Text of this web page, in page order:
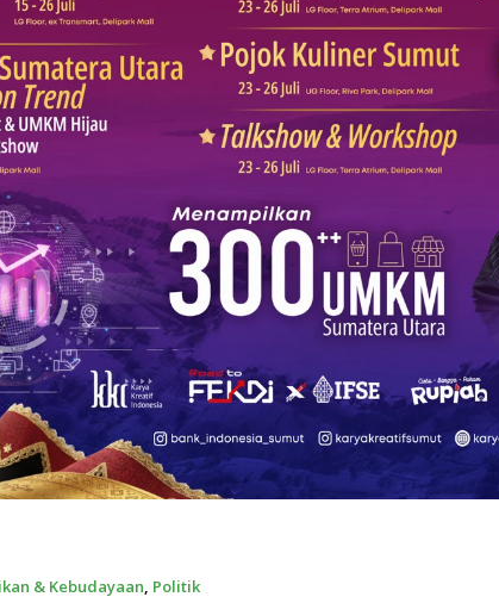
& Kebudayaan, Politik